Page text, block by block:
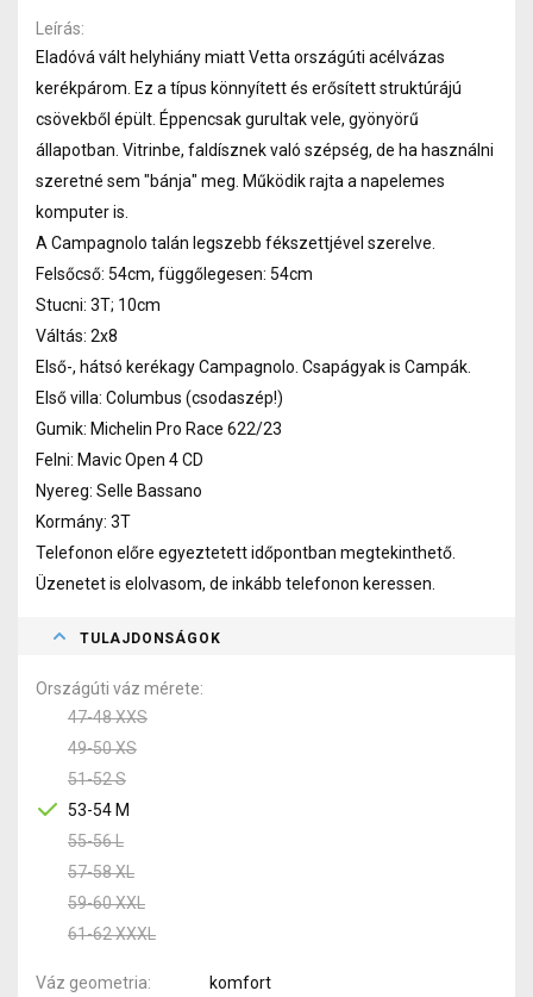
Leírás
Eladóvá vált helyhiány miatt Vetta országúti acélvázas
kerékpárom. Ez a típus könnyített és erősített struktúrájú
csövekből épült. Éppencsak gurultak vele, gyönyörű
állapotban. Vitrinbe, faldísznek való szépség, de ha használni
szeretné sem "bánja" meg. Működik rajta a napelemes
komputer is.
A Campagnolo talán legszebb fékszettjével szerelve.
Felsőcső: 54cm, függőlegesen: 54cm
Stucni: 3T; 10cm
Váltás: 2x8
Első-, hátsó kerékagy Campagnolo. Csapágyak is Campák.
Első villa: Columbus (csodaszép!)
Gumik: Michelin Pro Race 622/23
Felni: Mavic Open 4 CD
Nyereg: Selle Bassano
Kormány: 3T
Telefonon előre egyeztetett időpontban megtekinthető.
Üzenetet is elolvasom, de inkább telefonon keressen.
TULAJDONSÁGOK
Országúti váz mérete
47-48 XXS
49-50 XS
51-52 S
53-54 M
55-56 L
57-58 XL
59-60 XXL
61-62 XXXL
Váz geometria
komfort